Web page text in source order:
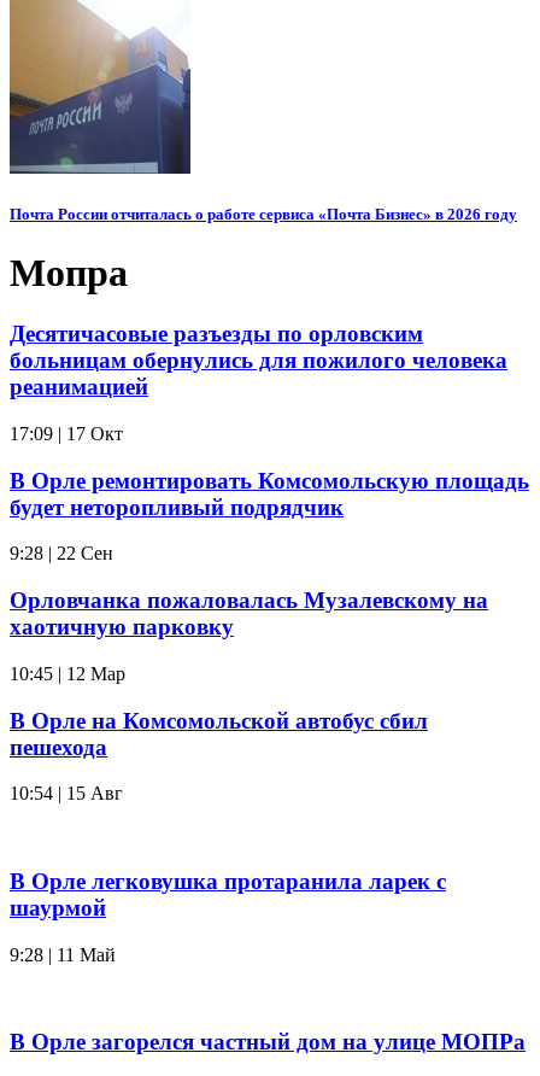
Почта России отчиталась о работе сервиса «Почта Бизнес» в 2026 году
Мопра
Десятичасовые разъезды по орловским
больницам обернулись для пожилого человека
реанимацией
17:09 | 17 Окт
В Орле ремонтировать Комсомольскую площадь
будет неторопливый подрядчик
9:28 | 22 Сен
Орловчанка пожаловалась Музалевскому на
хаотичную парковку
10:45 | 12 Мар
В Орле на Комсомольской автобус сбил
пешехода
10:54 | 15 Авг
В Орле легковушка протаранила ларек с
шаурмой
9:28 | 11 Май
В Орле загорелся частный дом на улице МОПРа